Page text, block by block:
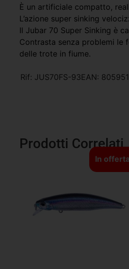
È un artificiale compatto,
L’azione super sinking
Il Jubar 70 Super Sinking è
Contrasta senza problemi le
delle trote in fiume.
Rif: JUS70FS-93EAN:
Prodotti Correlati
In